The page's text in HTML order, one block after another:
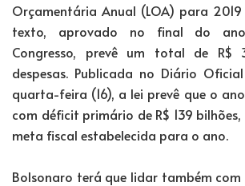
Orçamentária Anual (LOA) para 2019
texto, aprovado no final do
Congresso, prevê um total de R$
despesas. Publicada no Diário
quarta-feira (16), a lei prevê que o
com déficit primário de R$ 139
meta fiscal estabelecida para o ano.
Bolsonaro terá que lidar também